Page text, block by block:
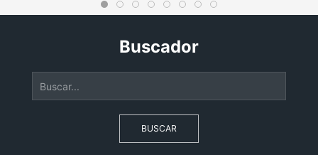
Buscador
BUSCAR